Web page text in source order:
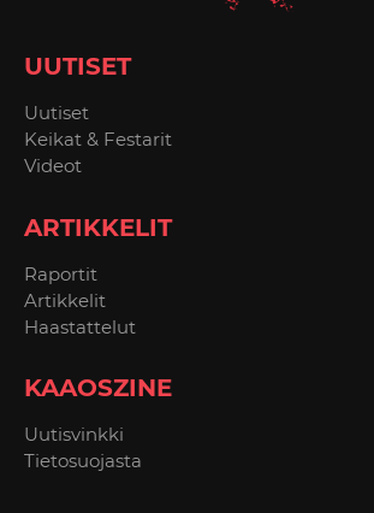
UUTISET
Uutiset
Keikat & Festarit
Videot
ARTIKKELIT
Raportit
Artikkelit
Haastattelut
KAAOSZINE
Uutisvinkki
Tietosuojasta